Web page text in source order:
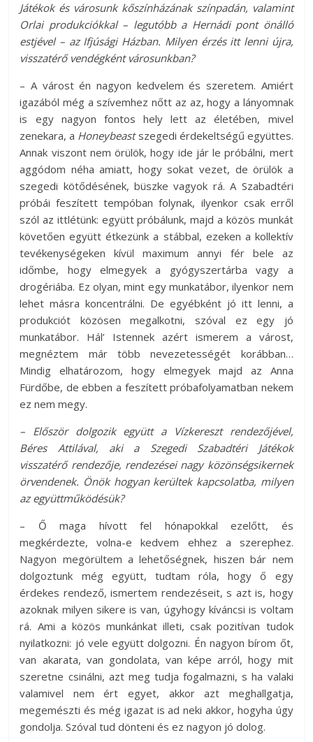
Játékok és városunk kőszínházának színpadán, valamint
Orlai produkciókkal – legutóbb a Hernádi pont önálló
estjével – az Ifjúsági Házban. Milyen érzés itt lenni újra,
visszatérő vendégként városunkban?
– A várost én nagyon kedvelem és szeretem. Amiért
igazából még a szívemhez nőtt az az, hogy a lányomnak
is egy nagyon fontos hely lett az életében, mivel
zenekara, a Honeybeastszegedi érdekeltségű együttes.
Annak viszont nem örülök, hogy ide jár le próbálni, mert
aggódom néha amiatt, hogy sokat vezet, de örülök a
szegedi kötődésének, büszke vagyok rá. A Szabadtéri
próbái feszített tempóban folynak, ilyenkor csak erről
szól az ittlétünk: együtt próbálunk, majd a közös munkát
követően együtt étkezünk a stábbal, ezeken a kollektív
tevékenységeken kívül maximum annyi fér bele az
időmbe, hogy elmegyek a gyógyszertárba vagy a
drogériába. Ez olyan, mint egy munkatábor, ilyenkor nem
lehet másra koncentrálni. De egyébként jó itt lenni, a
produkciót közösen megalkotni, szóval ez egy jó
munkatábor. Hál’ Istennek azért ismerem a várost,
megnéztem már több nevezetességét korábban…
Mindig elhatározom, hogy elmegyek majd az Anna
Fürdőbe, de ebben a feszített próbafolyamatban nekem
ez nem megy.
– Először dolgozik együtt a Vízkereszt rendezőjével,
Béres Attilával, aki a Szegedi Szabadtéri Játékok
visszatérő rendezője, rendezései nagy közönségsikernek
örvendenek. Önök hogyan kerültek kapcsolatba, milyen
az együttműködésük?
– Ő maga hívott fel hónapokkal ezelőtt, és
megkérdezte, volna-e kedvem ehhez a szerephez.
Nagyon megörültem a lehetőségnek, hiszen bár nem
dolgoztunk még együtt, tudtam róla, hogy ő egy
érdekes rendező, ismertem rendezéseit, s azt is, hogy
azoknak milyen sikere is van, úgyhogy kíváncsi is voltam
rá. Ami a közös munkánkat illeti, csak pozitívan tudok
nyilatkozni: jó vele együtt dolgozni. Én nagyon bírom őt,
van akarata, van gondolata, van képe arról, hogy mit
szeretne csinálni, azt meg tudja fogalmazni, s ha valaki
valamivel nem ért egyet, akkor azt meghallgatja,
megemészti és még igazat is ad neki akkor, hogyha úgy
gondolja. Szóval tud dönteni és ez nagyon jó dolog.